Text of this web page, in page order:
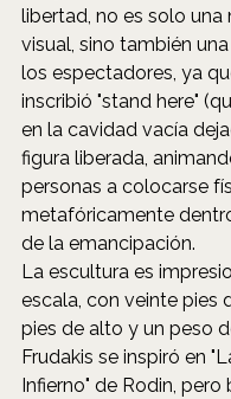
libertad, no es solo una
visual, sino también
los espectadores, ya
inscribió "stand here"
en la cavidad vacía
figura liberada,
personas a colocarse
metafóricamente
de la emancipación.
La escultura es
escala, con veinte pies
pies de alto y un peso
Frudakis se inspiró en
Infierno" de Rodin, pero